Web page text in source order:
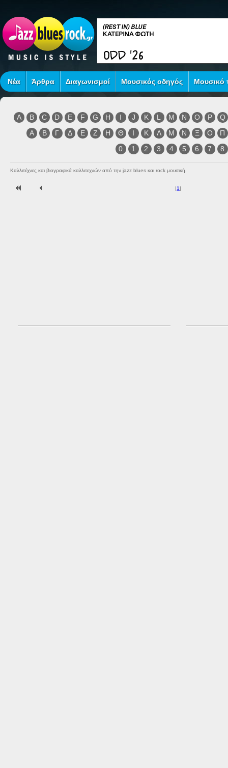
Νέα Άρθρα Διαγωνισμοί Μουσικός οδηγός Μουσικό
A B C D E F G H I J K L M N O P
Q
Α
Β Γ Δ Ε Ζ Η Θ Ι Κ Λ Μ Ν Ξ Ο
Π
0
1 2 3 4 5 6 7 8
Καλλιτέχνες και βιογραφικά καλλιτεχνών από την jazz blues και rock μουσική.
|1 |